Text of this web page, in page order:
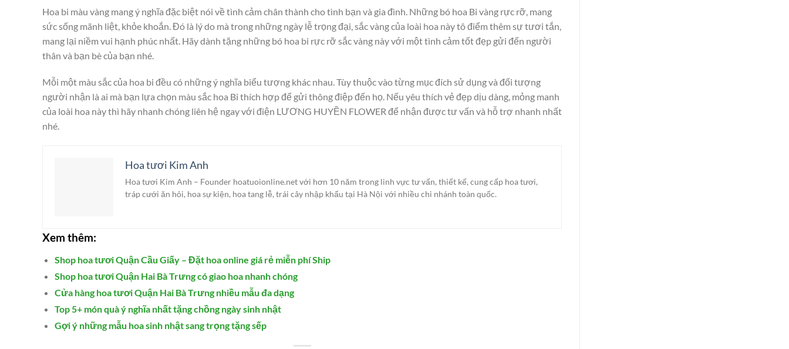
Hoa bi màu vàng mang ý nghĩa đặc biệt nói về tình cảm chân thành cho tình bạn và gia đình. Những bó hoa Bi vàng rực rỡ, mang
sức sống mãnh liệt, khỏe khoắn. Đó là lý do mà trong những ngày lễ trọng đại, sắc vàng của loài hoa này tô điểm thêm sự tươi tắn,
mang lại niềm vui hạnh phúc nhất. Hãy dành tặng những bó hoa bi rực rỡ sắc vàng này với một tình cảm tốt đẹp gửi đến người
thân và bạn bè của bạn nhé.
Mỗi một màu sắc của hoa bi đều có những ý nghĩa biểu tượng khác nhau. Tùy thuộc vào từng mục đích sử dụng và đối tượng
người nhận là ai mà bạn lựa chọn màu sắc hoa Bi thích hợp để gửi thông điệp đến họ. Nếu yêu thích vẻ đẹp dịu dàng, mỏng manh
của loài hoa này thì hãy nhanh chóng liên hệ ngay với điện LƯƠNG HUYỀN FLOWER để nhận được tư vấn và hỗ trợ nhanh nhất
nhé.
Hoa tươi Kim Anh
Hoa tươi Kim Anh – Founder hoatuoionline.net với hơn 10 năm trong linh vực tư vấn, thiết kế, cung cấp hoa tươi,
tráp cưới ăn hỏi, hoa sự kiện, hoa tang lễ, trái cây nhập khẩu tại Hà Nội với nhiều chi nhánh toàn quốc.
Xem thêm:
Shop hoa tươi Quận Cầu Giấy – Đặt hoa online giá rẻ miễn phí Ship
Shop hoa tươi Quận Hai Bà Trưng có giao hoa nhanh chóng
Cửa hàng hoa tươi Quận Hai Bà Trưng nhiều mẫu đa dạng
Top 5+ món quà ý nghĩa nhất tặng chồng ngày sinh nhật
Gợi ý những mẫu hoa sinh nhật sang trọng tặng sếp